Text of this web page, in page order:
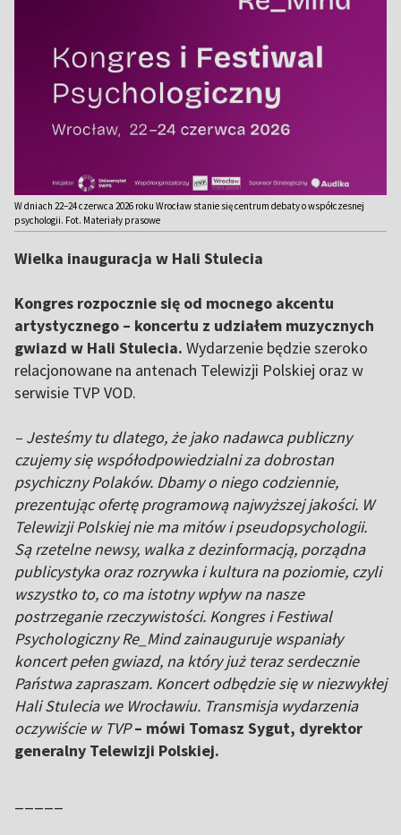
W dniach 22–24 czerwca 2026 roku Wrocław stanie się centrum debaty o współczesnej
psychologii. Fot. Materiały prasowe
Wielka inauguracja w Hali Stulecia
Kongres rozpocznie się od mocnego akcentu
artystycznego – koncertu z udziałem muzycznych
gwiazd w Hali Stulecia. Wydarzenie będzie szeroko
relacjonowane na antenach Telewizji Polskiej oraz w
serwisie TVP VOD.
– Jesteśmy tu dlatego, że jako nadawca publiczny
czujemy się współodpowiedzialni za dobrostan
psychiczny Polaków. Dbamy o niego codziennie,
prezentując ofertę programową najwyższej jakości. W
Telewizji Polskiej nie ma mitów i pseudopsychologii.
Są rzetelne newsy, walka z dezinformacją, porządna
publicystyka oraz rozrywka i kultura na poziomie, czyli
wszystko to, co ma istotny wpływ na nasze
postrzeganie rzeczywistości. Kongres i Festiwal
Psychologiczny Re_Mind zainauguruje wspaniały
koncert pełen gwiazd, na który już teraz serdecznie
Państwa zapraszam. Koncert odbędzie się w niezwykłej
Hali Stulecia we Wrocławiu. Transmisja wydarzenia
oczywiście w TVP – mówi Tomasz Sygut, dyrektor
generalny Telewizji Polskiej.